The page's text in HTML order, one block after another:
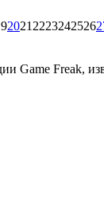
2021 2223242526
Game Freak,